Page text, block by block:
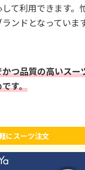
て利用できます。
ンドとなっています
つ品質の高いスー
す。
にスーツ注文